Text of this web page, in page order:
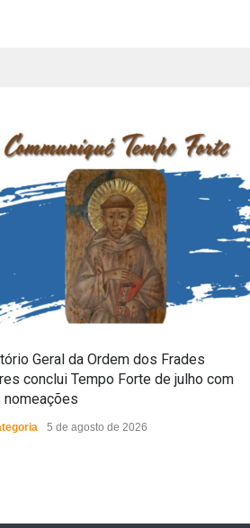
Geral da Ordem dos Frades
conclui Tempo Forte de julho com
nomeações
5 de agosto de 2026